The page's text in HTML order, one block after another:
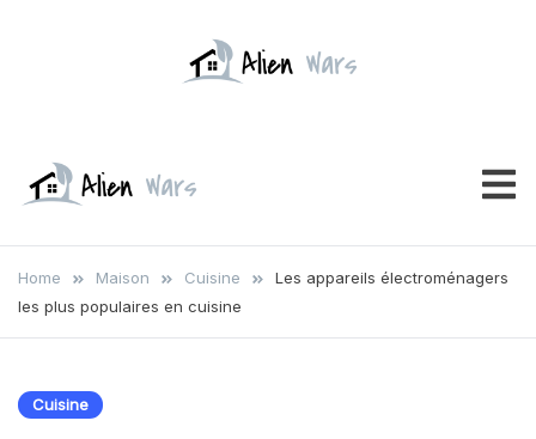
Alien
Wars
Home Maison Cuisine
Les appareils électroménagers
les plus populaires en cuisine
Cuisine